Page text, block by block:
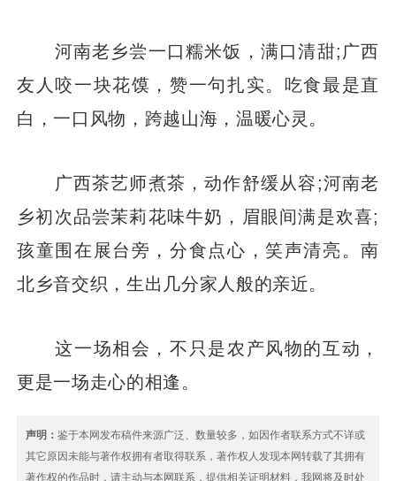
河南老乡尝一口糯米饭，满口清甜;广西
友人咬一块花馍，赞一句扎实。吃食最是直
白，一口风物，跨越山海，温暖心灵。
广西茶艺师煮茶，动作舒缓从容;河南老
乡初次品尝茉莉花味牛奶，眉眼间满是欢喜;
孩童围在展台旁，分食点心，笑声清亮。南
北乡音交织，生出几分家人般的亲近。
这一场相会，不只是农产风物的互动，
更是一场走心的相逢。
声明：鉴于本网发布稿件来源广泛、数量较多，如因作者联系方式不详或
其它原因未能与著作权拥有者取得联系，著作权人发现本网转载了其拥有
著作权的作品时，请主动与本网联系，提供相关证明材料，我网将及时处